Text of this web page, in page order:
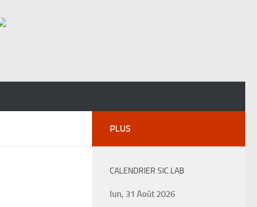
PLUS
CALENDRIER SIC.LAB
lun, 31 Août 2026